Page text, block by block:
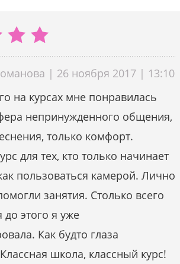
| 26 ноября 2017 | 13:10
на курсах мне понравилась
непринужденного общения,
только комфорт.
для тех, кто только начинает
пользоваться камерой. Лично
занятия. Столько всего
до этого я уже
Как будто глаза
школа, классный курс!